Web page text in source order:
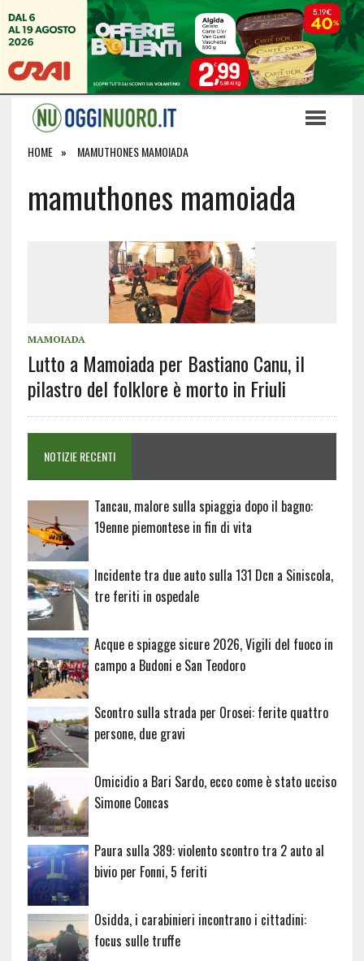
HOME MAMUTHONES MAMOIADA
mamuthones mamoiada
MAMOIADA
Lutto a Mamoiada per Bastiano Canu, il
pilastro del folklore è morto in Friuli
NOTIZIE RECENTI
Tancau, malore sulla spiaggia dopo il bagno:
19enne piemontese in fin di vita
Incidente tra due auto sulla 131 Dcn a Siniscola,
tre feriti in ospedale
Acque e spiagge sicure 2026, Vigili del fuoco in
campo a Budoni e San Teodoro
Scontro sulla strada per Orosei: ferite quattro
persone, due gravi
Omicidio a Bari Sardo, ecco come è stato ucciso
Simone Concas
Paura sulla 389: violento scontro tra 2 auto al
bivio per Fonni, 5 feriti
Osidda, i carabinieri incontrano i cittadini:
focus sulle truffe